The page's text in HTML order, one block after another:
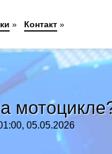
05.05.2026
» Контакт »